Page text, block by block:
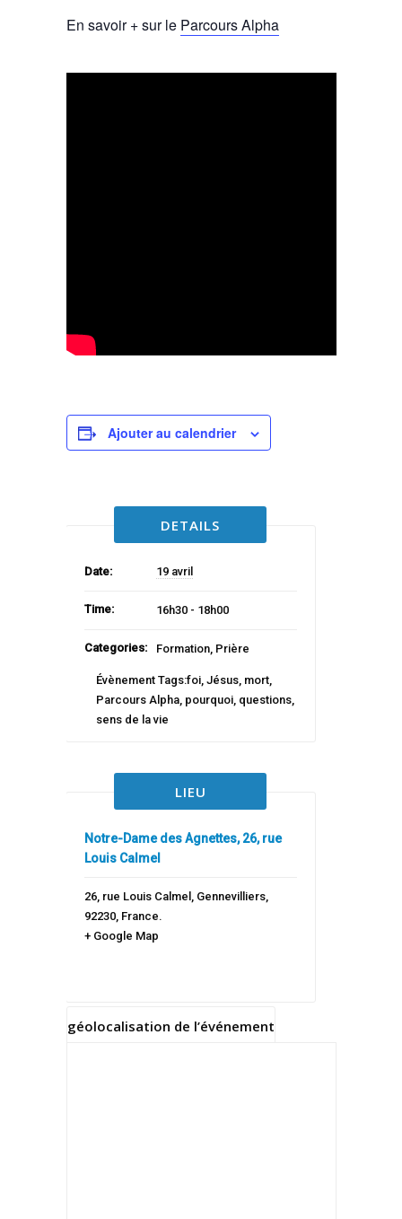
En savoir + sur le Parcours Alpha
Ajouter au calendrier
DETAILS
Date: 19 avril
Time: 16h30 - 18h00
Categories: Formation, Prière
Évènement Tags:foi, Jésus, mort,
Parcours Alpha, pourquoi, questions,
sens de la vie
LIEU
Notre-Dame des Agnettes, 26, rue
Louis Calmel
26, rue Louis Calmel , Gennevilliers,
92230, France.
+ Google Map
géolocalisation de l’événement